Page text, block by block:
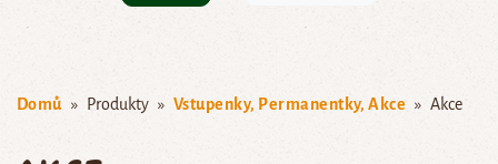
Domů Produkty Vstupenky, Permanentky, Akce Akce